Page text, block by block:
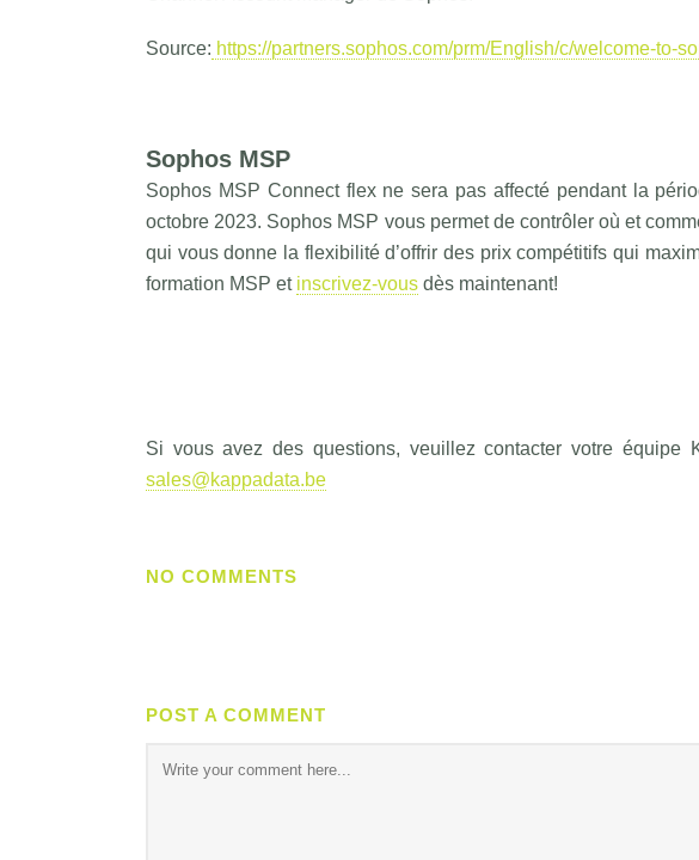
Source: https://partners.sophos.com/prm/English/c/welcome-to-
Sophos MSP
Sophos MSP Connect flex ne sera pas affecté pendant la
octobre 2023. Sophos MSP vous permet de contrôler où et
qui vous donne la flexibilité d’offrir des prix compétitifs qui
formation MSP et inscrivez-vous dès maintenant!
Si vous avez des questions, veuillez contacter votre équipe
sales@kappadata.be
NO COMMENTS
POST A COMMENT